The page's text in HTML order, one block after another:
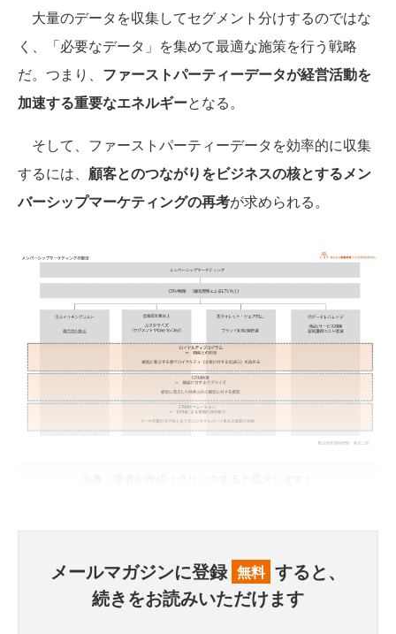
大量のデータを収集してセグメント分けするのではな
く、「必要なデータ」を集めて最適な施策を行う戦略
だ。つまり、 ファーストパーティーデータが経営活動を
加速する重要なエネルギーとなる。
そして、ファーストパーティーデータを効率的に収集
するには、 顧客とのつながりをビジネスの核とするメン
バーシップマーケティングの再考が求められる。
メールマガジンに登録 無料 すると、
続きをお読みいただけます